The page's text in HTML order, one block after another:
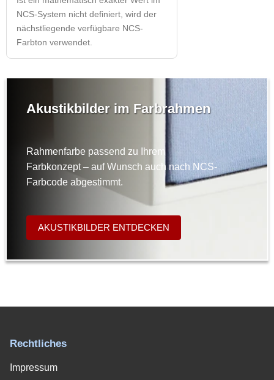
NCS-System nicht definiert, wird der
nächstliegende verfügbare NCS-
Farbton verwendet.
Akustikbilder im Farbrahmen
Rahmenfarbe passend zu Ihrem
Farbkonzept – auf Wunsch auch nach NCS-
Farbcode abgestimmt.
AKUSTIKBILDER ENTDECKEN
Rechtliches
Impressum